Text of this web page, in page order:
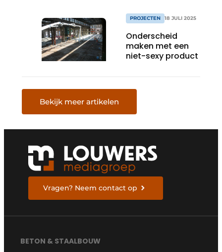
PROJECTEN 18 JULI 2025
Onderscheid
maken met een
niet-sexy product
Bekijk meer artikelen
Vragen? Neem contact op
BETON & STAALBOUW